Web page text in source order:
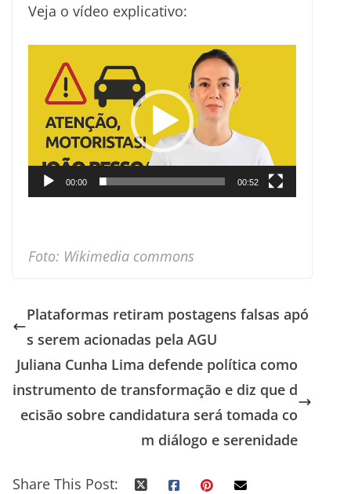
Veja o vídeo explicativo:
Tocador
vídeo
00:00 00:52
Foto: Wikimedia commons
Plataformas retiram postagens falsas apó
s serem acionadas pela AGU
Juliana Cunha Lima defende política como
instrumento de transformação e diz que d
ecisão sobre candidatura será tomada co
m diálogo e serenidade
Share This Post: